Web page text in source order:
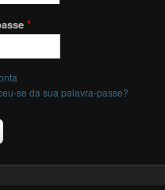
*
se da sua palavra-passe?